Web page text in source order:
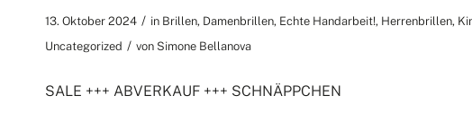
13. Oktober 2024 / in Brillen, Damenbrillen, Echte Handarbeit!, Herrenbrillen,
Uncategorized / von Simone Bellanova
SALE +++ ABVERKAUF +++ SCHNÄPPCHEN